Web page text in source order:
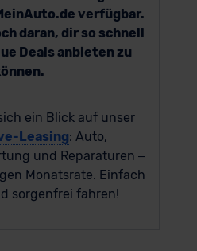
verfügbar.
daran, dir so schnell
Deals anbieten zu
ein Blick auf unser
Leasing: Auto,
und Reparaturen –
Monatsrate. Einfach
sorgenfrei fahren!